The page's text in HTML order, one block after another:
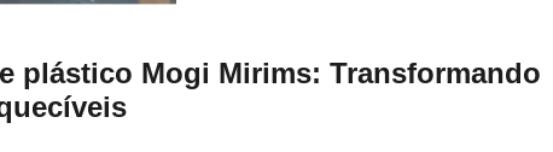
plástico Mogi Mirims: Transformando